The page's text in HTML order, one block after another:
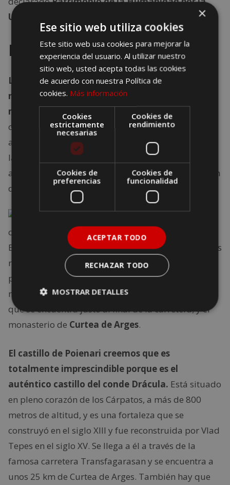
UNESCO
Montañas Fagaras
Las montañas Fagaras no pueden faltar en esta
ruta por los alpes transilvanos porque son las
más altas de los Cárpatos Meridionales. A su
carretera, laTransfagarasan, que es la de mayor
altitud de
Europa, se la conoce como “el camino de
las nubes”. Esta parte de la ruta será para muchos
aquella que más magia transmita, pues es la región
de Transilvania que más inspira a leyendas.
Estas montañas tienen mucho por descubrir y varias
rutas diferentes. Nosotros recomendamos tres
puntos clave, ellago Vidraru, donde hay algunos
miradores espectaculares; elcastillo de Poienari
que se encuentra justo al final de la carretera; y el
monasterio de Curtea de Arges.
El castillo de Poienari creemos que es
totalmente imprescindible porque es el
auténtico castillo del conde Drácula. Está situado
en pleno corazón de los Cárpatos, a más de 800
metros de altitud, y es una fortaleza que se
construyó en el siglo XIII y fue reconstruida por Vlad
Tepes en el siglo XV. Se llega a él a través de la
famosa carretera Transfagarasan y se encuentra a
unos 25 km de Curtea de Arges. También hay que
×
Ese sitio web utiliza cookies
Este sitio web usa cookies para mejorar la
experiencia del usuario. Al utilizar nuestro
sitio web, usted acepta todas las cookies
de acuerdo con nuestra Política de
cookies. Más información
Cookies
estrictamente
necesarias
Cookies de
rendimiento
Cookies de
preferencias
Cookies de
funcionalidad
ACEPTAR TODO
RECHAZAR TODO
MOSTRAR DETALLES